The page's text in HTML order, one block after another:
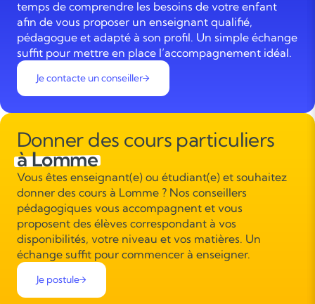
temps de comprendre les besoins de votre enfant
afin de vous proposer un enseignant qualifié,
pédagogue et adapté à son profil. Un simple échange
suffit pour mettre en place l’accompagnement idéal.
Je contacte un conseiller
Donner des cours particuliers
à Lomme
Vous êtes enseignant(e) ou étudiant(e) et souhaitez
donner des cours à Lomme ? Nos conseillers
pédagogiques vous accompagnent et vous
proposent des élèves correspondant à vos
disponibilités, votre niveau et vos matières. Un
échange suffit pour commencer à enseigner.
Je postule